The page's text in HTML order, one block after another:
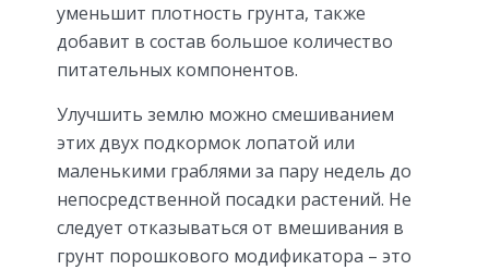
уменьшит плотность грунта, также
добавит в состав большое количество
питательных компонентов.
Улучшить землю можно смешиванием
этих двух подкормок лопатой или
маленькими граблями за пару недель до
непосредственной посадки растений. Не
следует отказываться от вмешивания в
грунт порошкового модификатора – это